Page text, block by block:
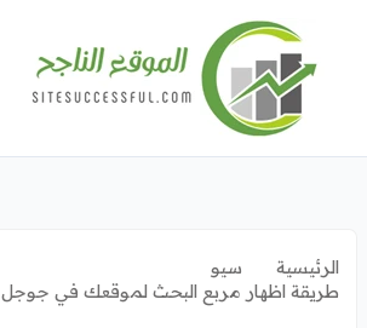
المحتوى
الرئيسية
سيو
طريقة اظهار مربع البحث لموقعك في جوجل